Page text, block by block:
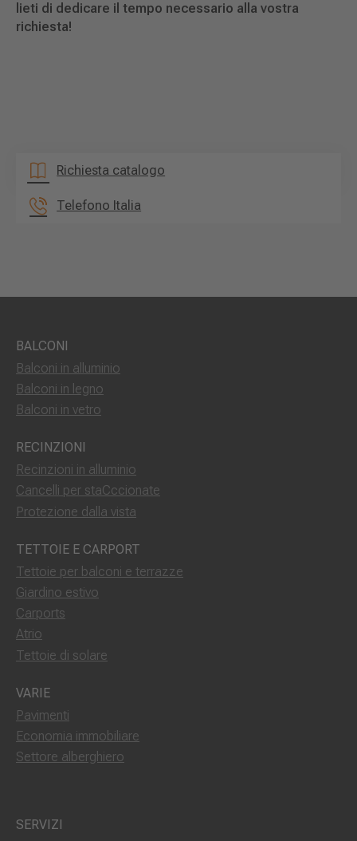
lieti di dedicare il tempo necessario alla vostra
richiesta!
Richiesta catalogo
Telefono Italia
BALCONI
Balconi in alluminio
Balconi in legno
Balconi in vetro
RECINZIONI
Recinzioni in alluminio
Cancelli per staCccionate
Protezione dalla vista
TETTOIE E CARPORT
Tettoie per balconi e terrazze
Giardino estivo
Carports
Atrio
Tettoie di solare
VARIE
Pavimenti
Economia immobiliare
Settore alberghiero
SERVIZI